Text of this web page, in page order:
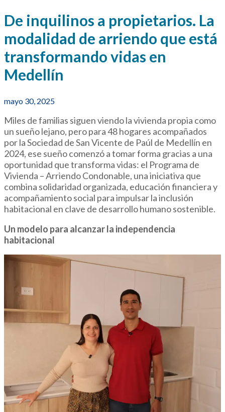
De inquilinos a propietarios. La
modalidad de arriendo que está
transformando vidas en
Medellín
mayo 30, 2025
Miles de familias siguen viendo la vivienda propia como
un sueño lejano, pero para 48 hogares acompañados
por la Sociedad de San Vicente de Paúl de Medellín en
2024, ese sueño comenzó a tomar forma gracias a una
oportunidad que transforma vidas: el Programa de
Vivienda – Arriendo Condonable, una iniciativa que
combina solidaridad organizada, educación financiera y
acompañamiento social para impulsar la inclusión
habitacional en clave de desarrollo humano sostenible.
Un modelo para alcanzar la independencia
habitacional